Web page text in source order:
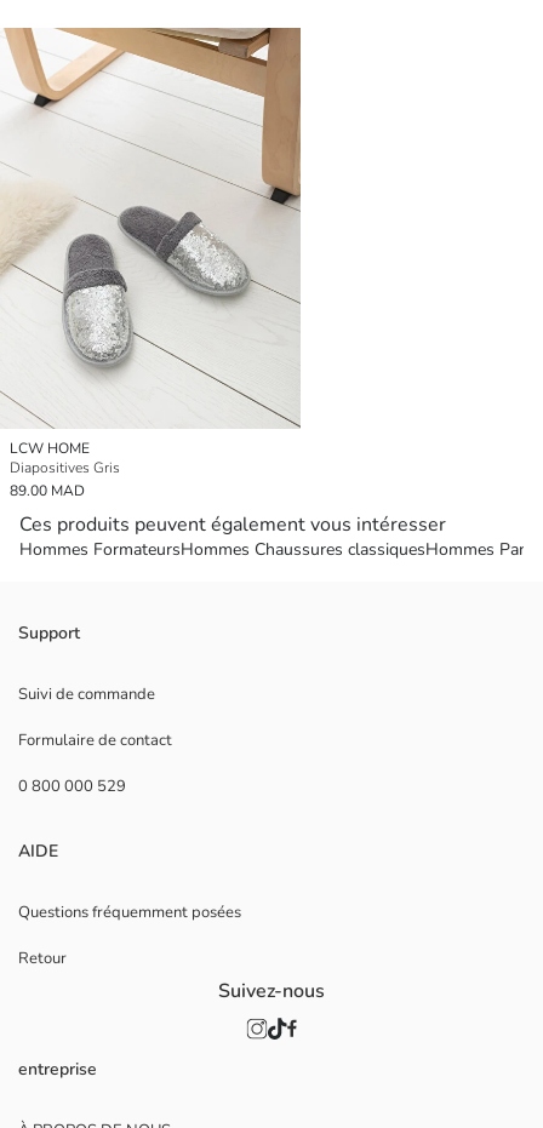
LCW HOME
Diapositives Gris
89.00 MAD
Ces produits peuvent également vous intéresser
Hommes FormateursHommes Chaussures classiquesHommes
Support
Suivi de commande
Formulaire de contact
0 800 000 529
AIDE
Questions fréquemment posées
Retour
entreprise
Suivez-nous